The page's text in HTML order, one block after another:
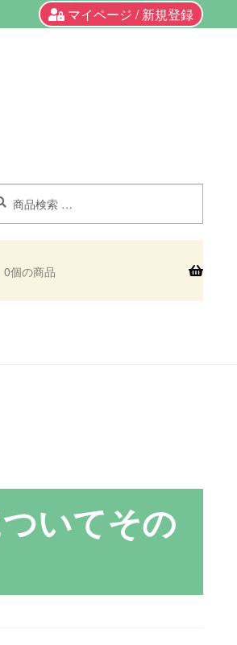
マイページ / 新規登録
0個の商品
いてその